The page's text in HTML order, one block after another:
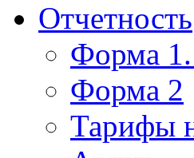
Отчетность
Форма
Форма 2
Тарифы